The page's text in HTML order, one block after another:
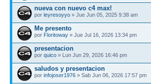
nueva con nuevo c4 max!
por leyresoyyo » Jue Jun 05, 2025 9:38 am
Me presento
por Floritoway » Jue Jul 16, 2026 13:34 pm
presentacion
por quico » Lun Jun 29, 2026 16:46 pm
saludos y presentacion
por infojoser1976 » Sab Jun 06, 2026 17:57 pm